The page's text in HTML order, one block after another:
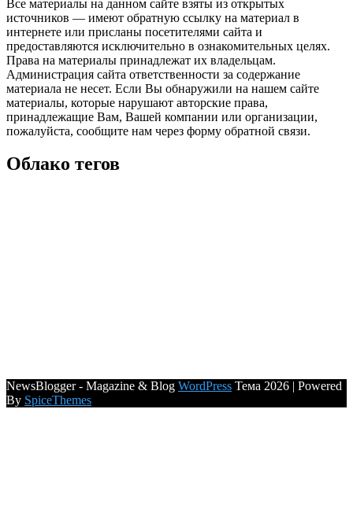
Все материалы на данном сайте взяты из открытых
источников — имеют обратную ссылку на материал в
интернете или присланы посетителями сайта и
предоставляются исключительно в ознакомительных целях.
Права на материалы принадлежат их владельцам.
Администрация сайта ответственности за содержание
материала не несет. Если Вы обнаружили на нашем сайте
материалы, которые нарушают авторские права,
принадлежащие Вам, Вашей компании или организации,
пожалуйста, сообщите нам через форму обратной связи.
Облако тегов
NewsBlogger - Magazine & Blog WordPress Тема 2026 | Powered
By SpiceThemes